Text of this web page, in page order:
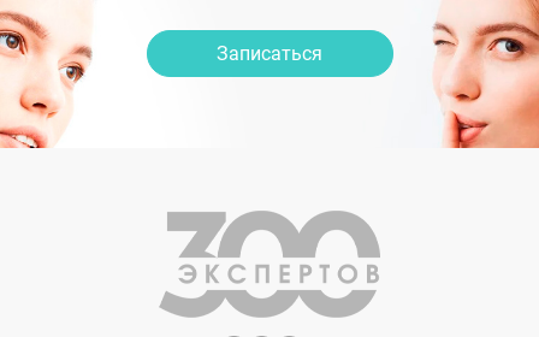
Записаться